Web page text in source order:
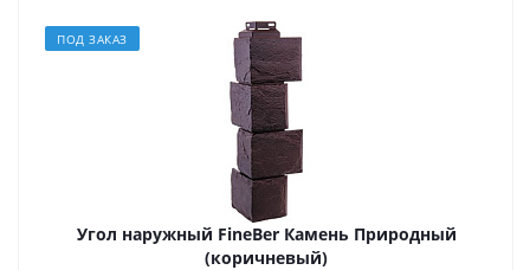
ПОД ЗАКАЗ
Угол наружный FineBer Камень Природный
(коричневый)